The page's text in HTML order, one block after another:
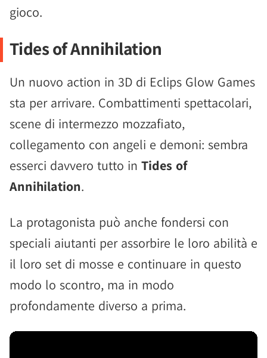
gioco.
Tides of Annihilation
Un nuovo action in 3D di Eclips Glow Games
sta per arrivare. Combattimenti spettacolari,
scene di intermezzo mozzafiato,
collegamento con angeli e demoni: sembra
esserci davvero tutto in Tides of
Annihilation.
La protagonista può anche fondersi con
speciali aiutanti per assorbire le loro abilità e
il loro set di mosse e continuare in questo
modo lo scontro, ma in modo
profondamente diverso a prima.